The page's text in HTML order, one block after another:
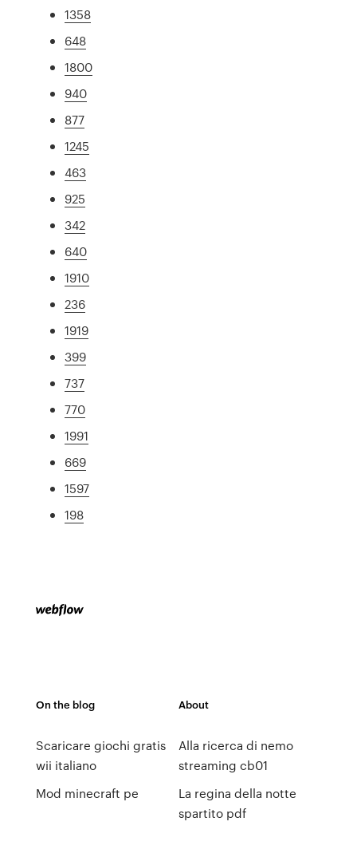
1358
648
1800
940
877
1245
463
925
342
640
1910
236
1919
399
737
770
1991
669
1597
198
On the blog
Scaricare giochi gratis
wii italiano
Mod minecraft pe
About
Alla ricerca di nemo
streaming cb01
La regina della notte
spartito pdf